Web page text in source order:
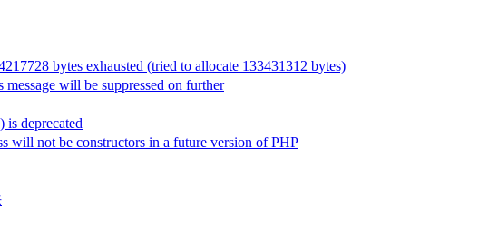
bytes exhausted (tried to allocate 133431312 bytes)
will be suppressed on further
deprecated
will not be constructors in a future version of PHP